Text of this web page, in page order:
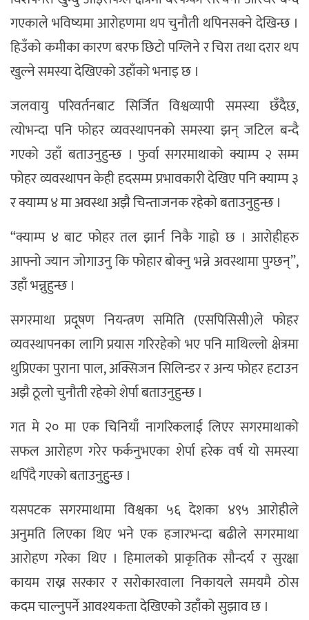
गएकाले भविष्यमा आरोहणमा थप चुनौती थपिनसक्ने देखिन्छ ।
हिउँको कमीका कारण बरफ छिटो पग्लिने र चिरा तथा दरार थप
खुल्ने समस्या देखिएको उहाँको भनाइ छ ।
जलवायु परिवर्तनबाट सिर्जित विश्वव्यापी समस्या छँदैछ,
त्योभन्दा पनि फोहर व्यवस्थापनको समस्या झन् जटिल बन्दै
गएको उहाँ बताउनुहुन्छ । फुर्वा सगरमाथाको क्याम्प २ सम्म
फोहर व्यवस्थापन केही हदसम्म प्रभावकारी देखिए पनि क्याम्प ३
र क्याम्प ४ मा अवस्था अझै चिन्ताजनक रहेको बताउनुहुन्छ ।
“क्याम्प ४ बाट फोहर तल झार्न निकै गाह्रो छ । आरोहीहरु
आफ्नो ज्यान जोगाउनु कि फोहार बोक्नु भन्ने अवस्थामा पुग्छन्”,
उहाँ भन्नुहुन्छ ।
सगरमाथा प्रदूषण नियन्त्रण समिति (एसपिसिसी)ले फोहर
व्यवस्थापनका लागि प्रयास गरिरहेको भए पनि माथिल्लो क्षेत्रमा
थुप्रिएका पुराना पाल, अक्सिजन सिलिन्डर र अन्य फोहर हटाउन
अझै ठूलो चुनौती रहेको शेर्पा बताउनुहुन्छ ।
गत मे २० मा एक चिनियाँ नागरिकलाई लिएर सगरमाथाको
सफल आरोहण गरेर फर्कनुभएका शेर्पा हरेक वर्ष यो समस्या
थपिँदै गएको बताउनुहुुन्छ ।
यसपटक सगरमाथामा विश्वका ५६ देशका ४९५ आरोहीले
अनुमति लिएका थिए भने एक हजारभन्दा बढीले सगरमाथा
आरोहण गरेका थिए । हिमालको प्राकृतिक सौन्दर्य र सुरक्षा
कायम राख्न सरकार र सरोकारवाला निकायले समयमै ठोस
कदम चाल्नुपर्ने आवश्यकता देखिएको उहाँको सुझाव छ ।